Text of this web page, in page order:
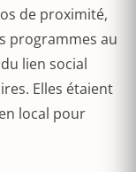
de proximité,
programmes au
lien social
Elles étaient
local pour